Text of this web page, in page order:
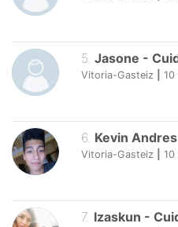
5 Jasone -
Vitoria-Gasteiz 10
6 Kevin Andres
Vitoria-Gasteiz 10
7. Izaskun -